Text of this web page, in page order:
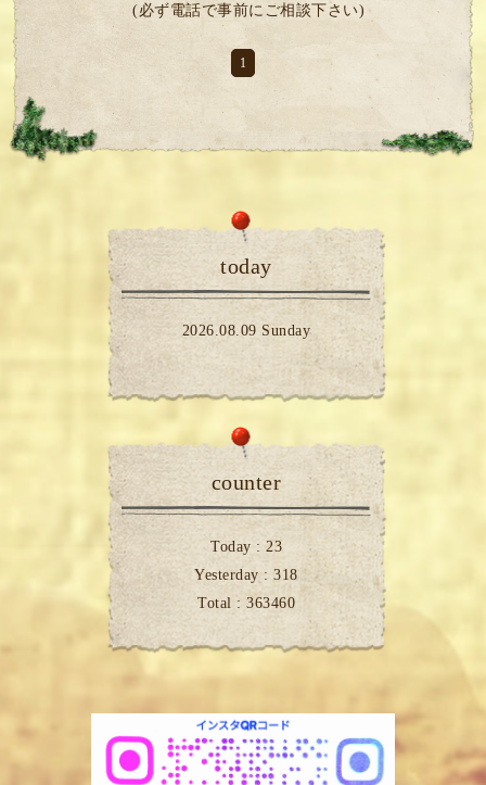
(必ず電話で事前にご相談下さい)
1
today
2026.08.09 Sunday
counter
Today : 23
Yesterday :318
Total : 363460